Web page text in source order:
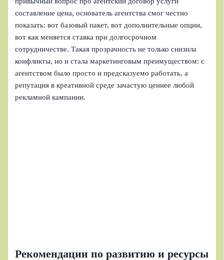
составление цена, основатель агентства смог честно
показать: вот базовый пакет, вот дополнительные опции,
вот как меняется ставка при долгосрочном
сотрудничестве. Такая прозрачность не только снизила
конфликты, но и стала маркетинговым преимуществом: с
агентством было просто и предсказуемо работать, а
репутация в креативной среде зачастую ценнее любой
рекламной кампании.
Рекомендации по развитию и ресурсы